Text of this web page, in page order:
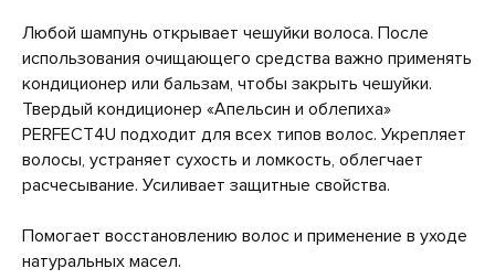
Любой шампунь открывает чешуйки волоса. После
использования очищающего средства важно применять
кондиционер или бальзам, чтобы закрыть чешуйки.
Твердый кондиционер «Апельсин и облепиха»
PERFECT4U подходит для всех типов волос. Укрепляет
волосы, устраняет сухость и ломкость, облегчает
расчесывание. Усиливает защитные свойства.
Помогает восстановлению волос и применение в уходе
натуральных масел.